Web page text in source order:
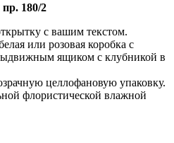
180/2
с вашим текстом.
или розовая коробка с
ящиком с клубникой в
целлофановую упаковку.
флористической влажной